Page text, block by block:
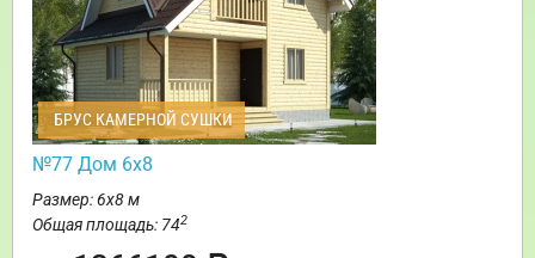
БРУС КАМЕРНОЙ СУШКИ
№77 Дом 6х8
Размер: 6х8 м
Общая площадь: 742